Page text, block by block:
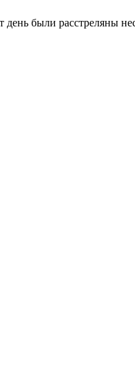
были расстреляны